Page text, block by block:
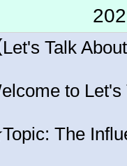
Let's Talk
to Let's
The